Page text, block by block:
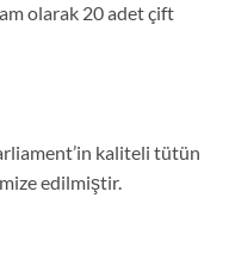
olarak 20 adet çift
kaliteli tütün
edilmiştir.